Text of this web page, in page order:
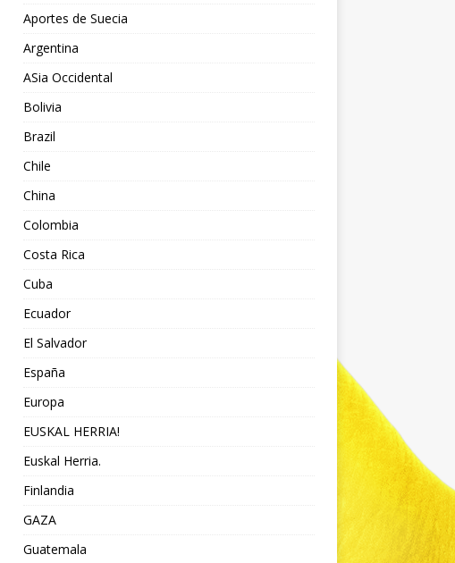
Aportes de Suecia
Argentina
ASia Occidental
Bolivia
Brazil
Chile
China
Colombia
Costa Rica
Cuba
Ecuador
El Salvador
España
Europa
EUSKAL HERRIA!
Euskal Herria.
Finlandia
GAZA
Guatemala